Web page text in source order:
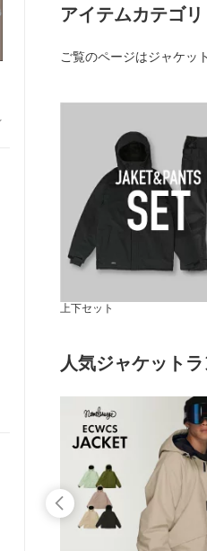
アイテムカテゴリ
ご覧のページはジャケッ
上下セット
人気ジャケット